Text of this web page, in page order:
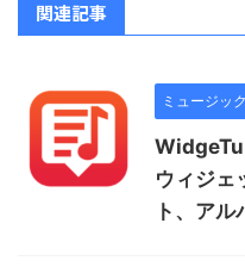
関連記事
ミュージック
ウィジェ
ト、ア